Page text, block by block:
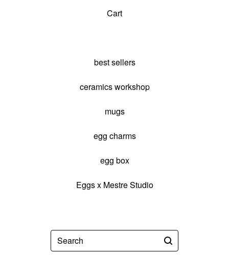
Cart
best sellers
ceramics workshop
mugs
egg charms
egg box
Eggs x Mestre Studio
Search